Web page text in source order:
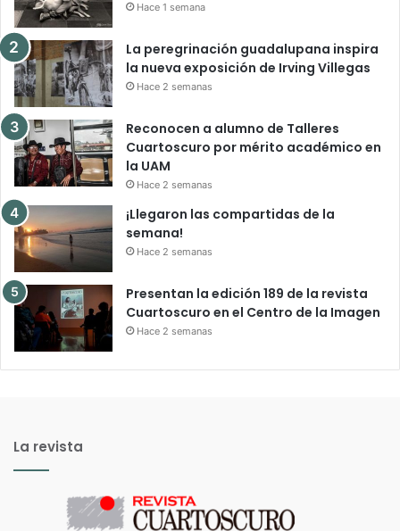
Hace 1 semana
La peregrinación guadalupana inspira
la nueva exposición de Irving Villegas
Hace 2 semanas
Reconocen a alumno de Talleres
Cuartoscuro por mérito académico en
la UAM
Hace 2 semanas
¡Llegaron las compartidas de la
semana!
Hace 2 semanas
Presentan la edición 189 de la revista
Cuartoscuro en el Centro de la Imagen
Hace 2 semanas
La revista